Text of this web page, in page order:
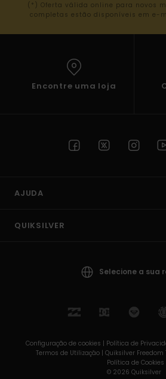
(*) Oferta válida online para novos
completas estão disponíveis em e-
Encontre uma loja
AJUDA
QUIKSILVER
Selecione a sua
Configuração de cookies | Política de
Termos de Utilizaçâo | Quiksilver Freedom
Política de Cookies
© 2026 Quiksilver